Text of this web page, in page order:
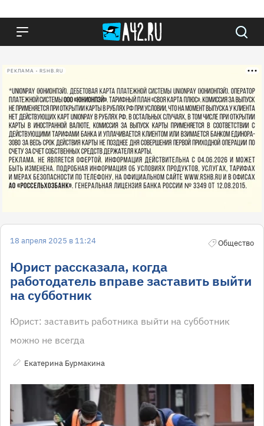
РЕКЛАМА • RSHB.RU
18 апреля 2025 в 11:24 Общество
Юрист рассказала, когда
работодатель вправе заставить выйти
на субботник
Юрист: заставить работника выйти на субботник
можно не всегда
Екатерина Бурмакина